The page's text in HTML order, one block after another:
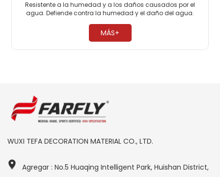
Resistente a la humedad y a los daños causados ​​por el
agua. Defiende contra la humedad y el daño del agua.
MÁS+
WUXI TEFA DECORATION MATERIAL CO., LTD.
Agregar : No.5 Huaqing Intelligent Park, Huishan District,